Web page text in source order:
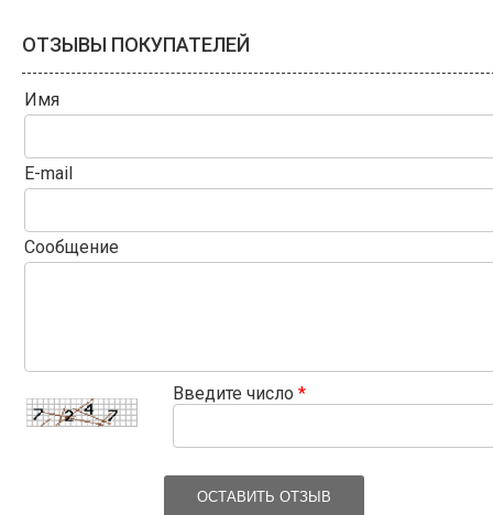
ОТЗЫВЫ ПОКУПАТЕЛЕЙ
Имя
E-mail
Сообщение
Введите число *
ОСТАВИТЬ ОТЗЫВ